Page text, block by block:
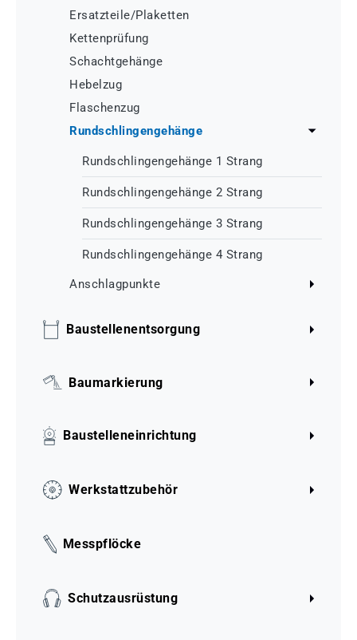
Ersatzteile/Plaketten
Kettenprüfung
Schachtgehänge
Hebelzug
Flaschenzug
Rundschlingengehänge
Rundschlingengehänge 1 Strang
Rundschlingengehänge 2 Strang
Rundschlingengehänge 3 Strang
Rundschlingengehänge 4 Strang
Anschlagpunkte
Baustellenentsorgung
Baumarkierung
Baustelleneinrichtung
Werkstattzubehör
Messpflöcke
Schutzausrüstung